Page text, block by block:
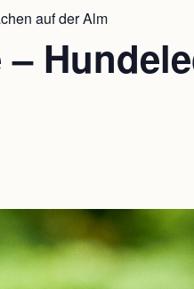
auf der Alm